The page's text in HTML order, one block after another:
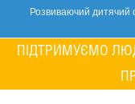
content
Розвиваючий дитячий
ПІДТРИМУЄМО